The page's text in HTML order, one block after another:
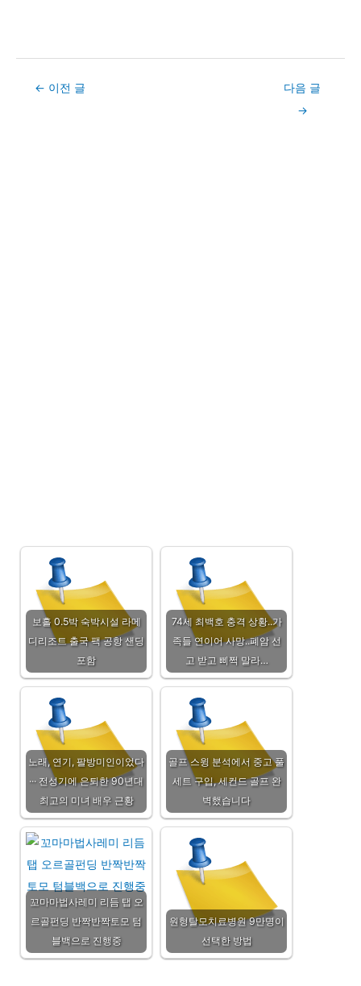
Post← 이전 글
다음 글
→
보홀 0.5박 숙박시설 라메
디리조트 출국 팩 공항 샌딩
포함
74세 최백호 충격 상황..가
족들 연이어 사망..폐암 선
고 받고 삐쩍 말라…
노래, 연기, 팔방미인이었다
··· 전성기에 은퇴한 90년대
최고의 미녀 배우 근황
골프 스윙 분석에서 중고 풀
세트 구입, 세컨드 골프 완
벽했습니다
꼬마마법사레미 리듬 탭 오
르골펀딩 반짝반짝토모 텀
블백으로 진행중
원형탈모치료병원 9만명이
선택한 방법